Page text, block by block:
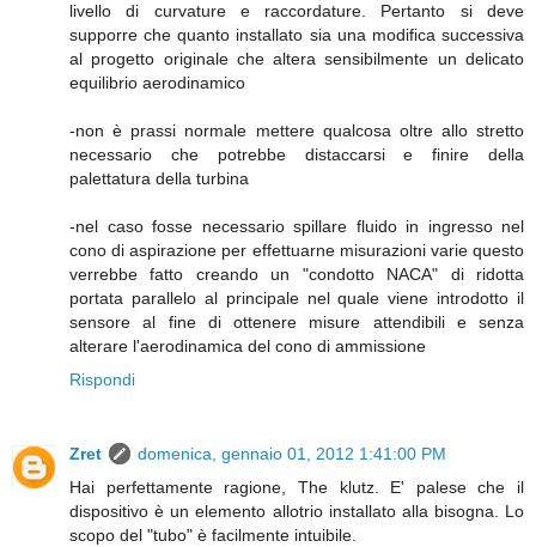
livello di curvature e raccordature. Pertanto si deve
supporre che quanto installato sia una modifica successiva
al progetto originale che altera sensibilmente un delicato
equilibrio aerodinamico
-non è prassi normale mettere qualcosa oltre allo stretto
necessario che potrebbe distaccarsi e finire della
palettatura della turbina
-nel caso fosse necessario spillare fluido in ingresso nel
cono di aspirazione per effettuarne misurazioni varie questo
verrebbe fatto creando un "condotto NACA" di ridotta
portata parallelo al principale nel quale viene introdotto il
sensore al fine di ottenere misure attendibili e senza
alterare l'aerodinamica del cono di ammissione
Rispondi
Zret
domenica, gennaio 01, 2012 1:41:00 PM
Hai perfettamente ragione, The klutz. E' palese che il
dispositivo è un elemento allotrio installato alla bisogna. Lo
scopo del "tubo" è facilmente intuibile.